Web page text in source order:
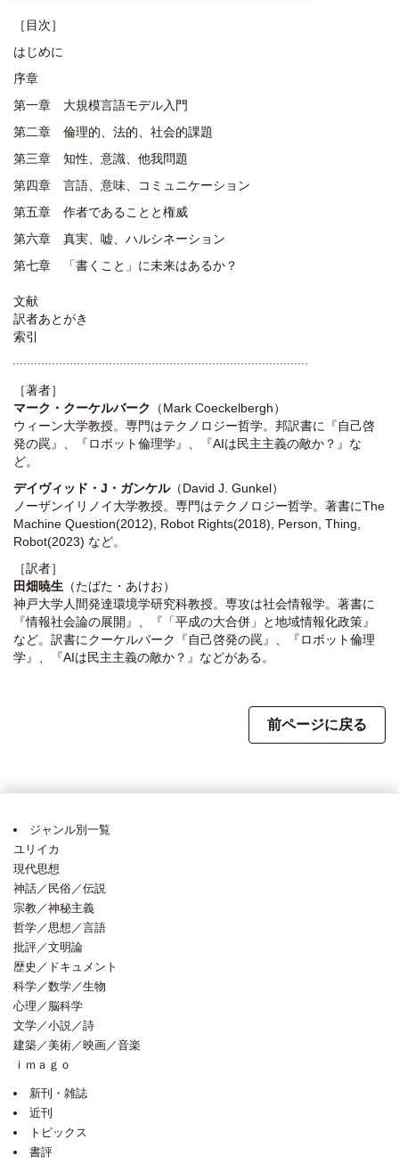
［目次］
はじめに
序章
第一章 大規模言語モデル入門
第二章 倫理的、法的、社会的課題
第三章 知性、意識、他我問題
第四章 言語、意味、コミュニケーション
第五章 作者であることと権威
第六章 真実、嘘、ハルシネーション
第七章 「書くこと」に未来はあるか？
文献
訳者あとがき
索引
［著者］
マーク・クーケルバーク
（Mark Coeckelbergh）
ウィーン大学教授。専門はテクノロジー哲学。邦訳書に『自己啓
発の罠』、『ロボット倫理学』、『AIは民主主義の敵か？』な
ど。
デイヴィッド・J・ガンケル（David J. Gunkel）
ノーザンイリノイ大学教授。専門はテクノロジー哲学。著書にThe
Machine Question(2012), Robot Rights(2018), Person, Thing,
Robot(2023) など。
［訳者］
田畑暁生 （たばた・あけお）
神戸大学人間発達環境学研究科教授。専攻は社会情報学。著書に
『情報社会論の展開』、『「平成の大合併」と地域情報化政策』
など。訳書にクーケルバーク『自己啓発の罠』、『ロボット倫理
学』、『AIは民主主義の敵か？』などがある。
前ページに戻る
ジャンル別一覧
ユリイカ
現代思想
神話／民俗／伝説
宗教／神秘主義
哲学／思想／言語
批評／文明論
歴史／ドキュメント
科学／数学／生物
心理／脳科学
文学／小説／詩
建築／美術／映画／音楽
ｉｍａｇｏ
新刊・雑誌
近刊
トピックス
書評